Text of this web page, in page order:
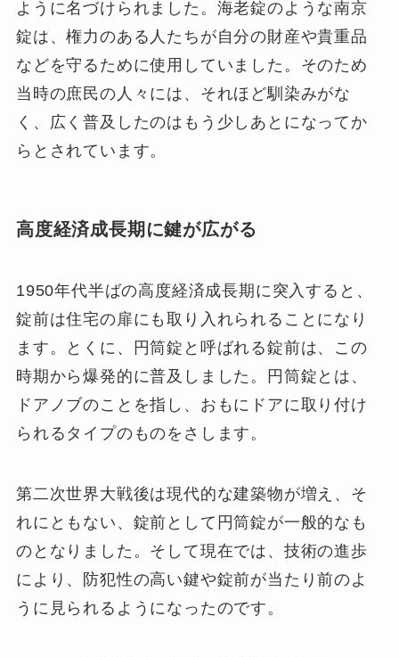
ように名づけられました。海老錠のような南京
錠は、権力のある人たちが自分の財産や貴重品
などを守るために使用していました。そのため
当時の庶民の人々には、それほど馴染みがな
く、広く普及したのはもう少しあとになってか
らとされています。
高度経済成長期に鍵が広がる
1950年代半ばの高度経済成長期に突入すると、
錠前は住宅の扉にも取り入れられることになり
ます。とくに、円筒錠と呼ばれる錠前は、この
時期から爆発的に普及しました。円筒錠とは、
ドアノブのことを指し、おもにドアに取り付け
られるタイプのものをさします。
第二次世界大戦後は現代的な建築物が増え、そ
れにともない、錠前として円筒錠が一般的なも
のとなりました。そして現在では、技術の進歩
により、防犯性の高い鍵や錠前が当たり前のよ
うに見られるようになったのです。